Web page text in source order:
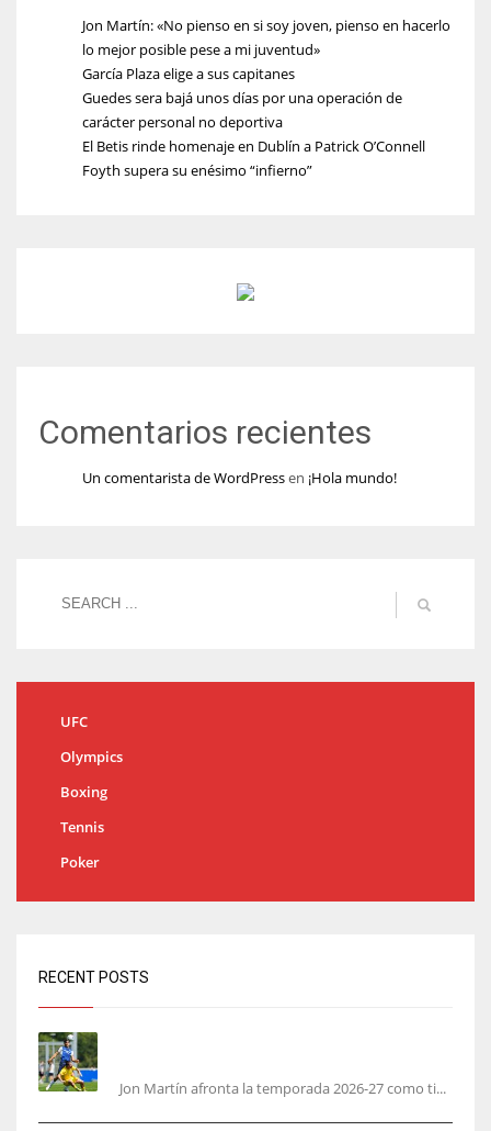
Jon Martín: «No pienso en si soy joven, pienso en hacerlo
lo mejor posible pese a mi juventud»
García Plaza elige a sus capitanes
Guedes sera bajá unos días por una operación de
carácter personal no deportiva
El Betis rinde homenaje en Dublín a Patrick O’Connell
Foyth supera su enésimo “infierno”
Comentarios recientes
Un comentarista de WordPressen ¡Hola mundo!
UFC
Olympics
Boxing
Tennis
Poker
RECENT POSTS
Jon Martín afronta la temporada 2026-27 como ti...